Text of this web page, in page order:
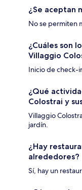
¿Se aceptan
No se permiten
¿Cuáles son
Villaggio
Inicio de check-
¿Qué
Colostrai y
Villaggio
jardín.
¿Hay
alrededores?
Sí, hay un